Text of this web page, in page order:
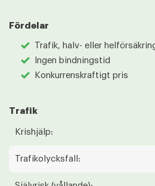
Fördelar
Trafik, halv- eller
Ingen bindningstid
Konkurrenskraftigt pris
Trafik
Krishjälp:
Trafikolycksfall: